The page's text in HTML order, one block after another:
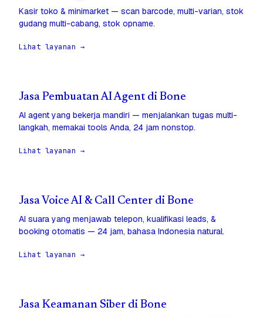
Kasir toko & minimarket — scan barcode, multi-varian, stok
gudang multi-cabang, stok opname.
Lihat layanan →
Jasa Pembuatan AI Agent di Bone
AI agent yang bekerja mandiri — menjalankan tugas multi-
langkah, memakai tools Anda, 24 jam nonstop.
Lihat layanan →
Jasa Voice AI & Call Center di Bone
AI suara yang menjawab telepon, kualifikasi leads, &
booking otomatis — 24 jam, bahasa Indonesia natural.
Lihat layanan →
Jasa Keamanan Siber di Bone